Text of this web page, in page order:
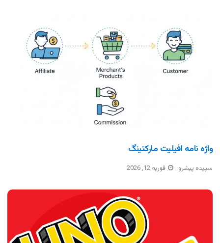
واژه نامه افیلیت مارکتینگ
سپیده پیشرو فوریه 12, 2026